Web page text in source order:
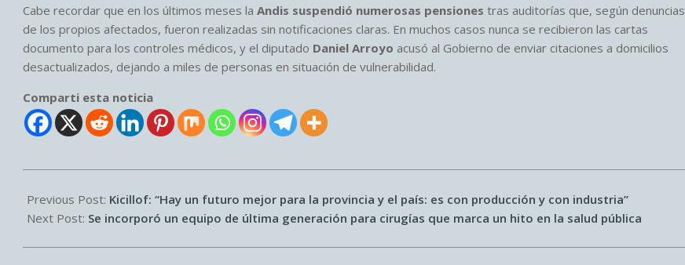
Cabe recordar que en los últimos meses la Andis suspendió numerosas pensiones tras auditorías que, según denuncias
de los propios afectados, fueron realizadas sin notificaciones claras. En muchos casos nunca se recibieron las cartas
documento para los controles médicos, y el diputado Daniel Arroyo acusó al Gobierno de enviar citaciones a domicilios
desactualizados, dejando a miles de personas en situación de vulnerabilidad.
Comparti esta noticia
09-
05
Previous Post: Kicillof: “Hay un futuro mejor para la provincia y el país: es con producción y con industria”
Next Post: Se incorporó un equipo de última generación para cirugías que marca un hito en la salud pública